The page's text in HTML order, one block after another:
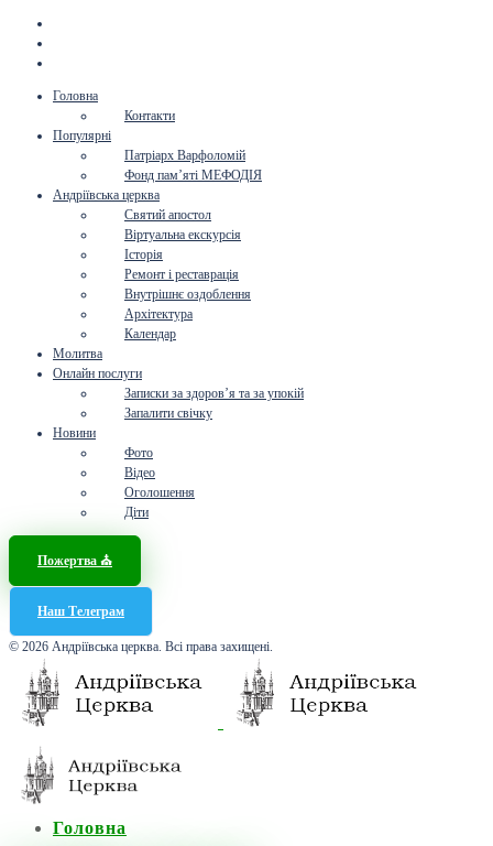
Головна
Контакти
Популярні
Патріарх Варфоломій
Фонд пам’яті МЕФОДІЯ
Андріївська церква
Святий апостол
Віртуальна екскурсія
Історія
Ремонт і реставрація
Внутрішнє оздоблення
Архітектура
Календар
Молитва
Онлайн послуги
Записки за здоров’я та за упокій
Запалити свічку
Новини
Фото
Відео
Оголошення
Діти
Пожертва ⛪️
Наш Телеграм
© 2026 Андріївська церква. Всі права захищені.
Головна